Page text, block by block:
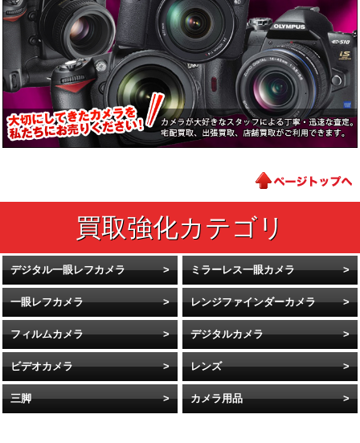
デジタル一眼レフカメラ ミラーレス一眼カメラ
一眼レフカメラ レンジファインダーカメラ
フィルムカメラ デジタルカメラ
ビデオカメラ レンズ
三脚 カメラ用品